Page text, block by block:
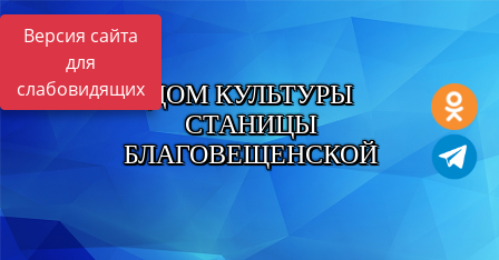
Версия сайта
для
слабовидящих
ДОМ КУЛЬТУРЫ
СТАНИЦЫ
БЛАГОВЕЩЕНСКОЙ